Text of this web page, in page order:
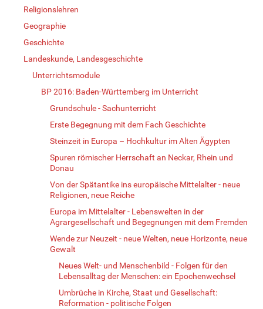
Religionslehren
Geographie
Geschichte
Landeskunde, Landesgeschichte
Unterrichtsmodule
BP 2016: Baden-Württemberg im Unterricht
Grundschule - Sachunterricht
Erste Begegnung mit dem Fach Geschichte
Steinzeit in Europa – Hochkultur im Alten Ägypten
Spuren römischer Herrschaft an Neckar, Rhein und
Donau
Von der Spätantike ins europäische Mittelalter - neue
Religionen, neue Reiche
Europa im Mittelalter - Lebenswelten in der
Agrargesellschaft und Begegnungen mit dem Fremden
Wende zur Neuzeit - neue Welten, neue Horizonte, neue
Gewalt
Neues Welt- und Menschenbild - Folgen für den
Lebensalltag der Menschen: ein Epochenwechsel
Umbrüche in Kirche, Staat und Gesellschaft:
Reformation - politische Folgen